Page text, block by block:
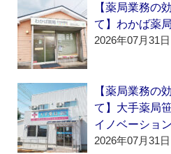
【薬局業務の
て】わかば薬
2026年07月31
【薬局業務の
て】大手薬局
イノベーション
2026年07月31